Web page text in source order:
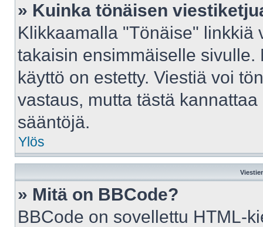
» Kuinka tönäisen
Klikkaamalla "Tönäise" linkkiä
takaisin ensimmäiselle
käyttö on estetty. Viestiä voi
vastaus, mutta tästä
sääntöjä.
Ylös
» Mitä on BBCode?
BBCode on sovellettu HTML-